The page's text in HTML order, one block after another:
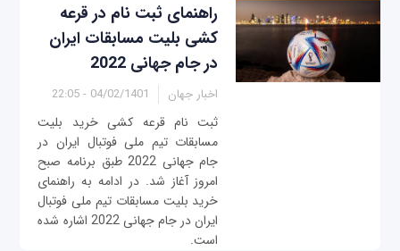
راهنمای ثبت نام در قرعه
کشی بلیت مسابقات ایران
در جام جهانی 2022
اخبار جهان 04/02/1401 - 22:05
ثبت نام قرعه کشی خرید بلیت
مسابقات تیم ملی فوتبال ایران در
جام جهانی 2022 طبق برنامه صبح
امروز آغاز شد. در ادامه به راهنمای
خرید بلیت مسابقات تیم ملی فوتبال
ایران در جام جهانی 2022 اشاره شده
است.